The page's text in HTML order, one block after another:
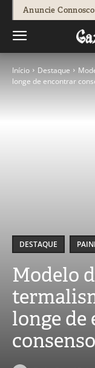
Anuncie Connosco
Início Destaque
longe de encontrar
DESTAQUE
Modelo
longe